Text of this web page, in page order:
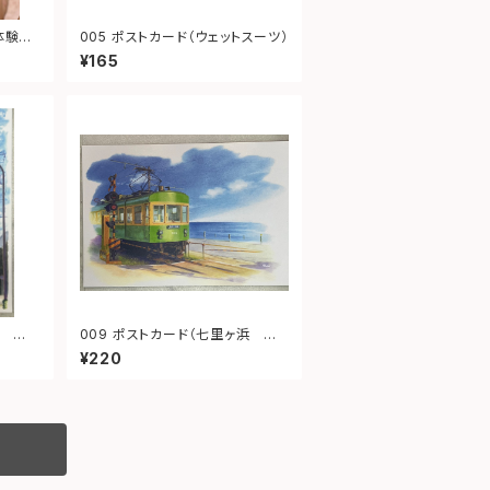
験チ
005 ポストカード（ウェットスーツ）
¥165
009 ポストカード（七里ヶ浜 江
ノ電）
¥220